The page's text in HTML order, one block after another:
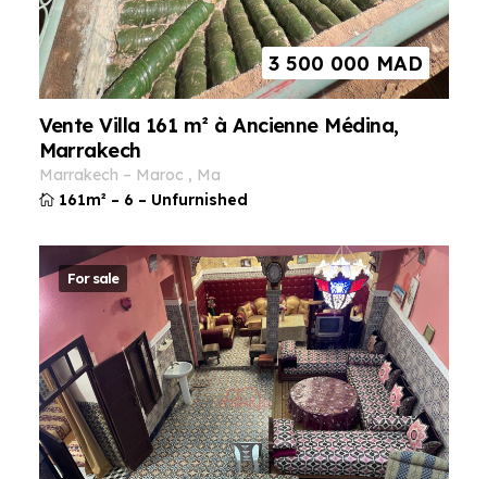
3 500 000 MAD
Vente Villa 161 m² à Ancienne Médina,
Marrakech
marrakech – maroc ,
ma
161m² – 6 – Unfurnished
For sale